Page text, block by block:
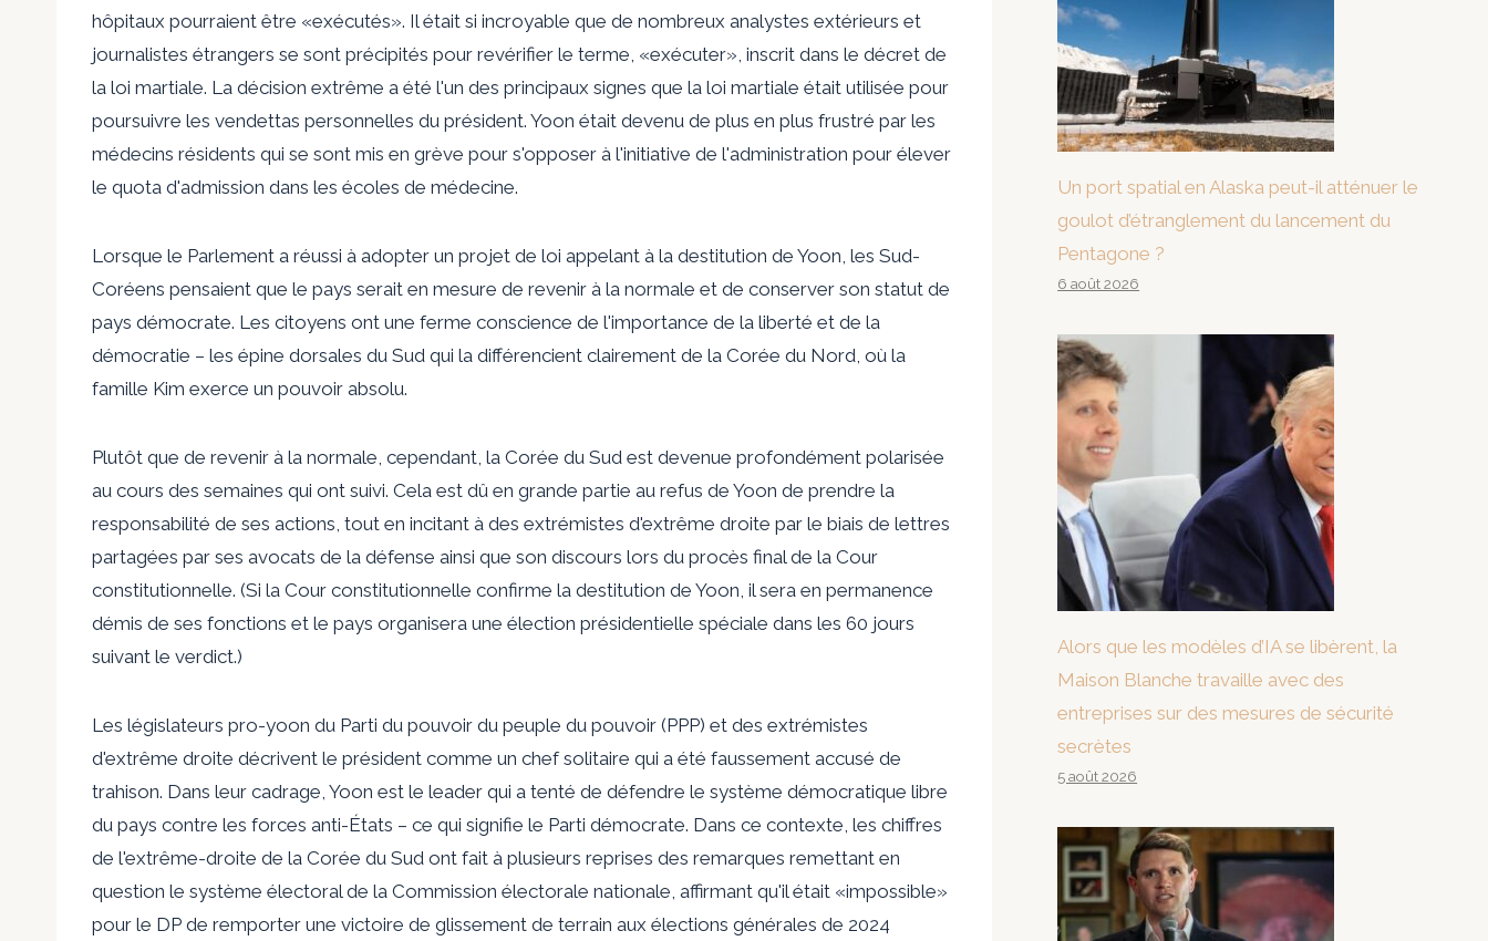
hôpitaux pourraient être «exécutés». Il était si incroyable que de nombreux analystes extérieurs et
journalistes étrangers se sont précipités pour revérifier le terme, «exécuter», inscrit dans le décret de
la loi martiale. La décision extrême a été l'un des principaux signes que la loi martiale était utilisée pour
poursuivre les vendettas personnelles du président. Yoon était devenu de plus en plus frustré par les
médecins résidents qui se sont mis en grève pour s'opposer à l'initiative de l'administration pour élever
le quota d'admission dans les écoles de médecine.
Lorsque le Parlement a réussi à adopter un projet de loi appelant à la destitution de Yoon, les Sud-
Coréens pensaient que le pays serait en mesure de revenir à la normale et de conserver son statut de
pays démocrate. Les citoyens ont une ferme conscience de l'importance de la liberté et de la
démocratie – les épine dorsales du Sud qui la différencient clairement de la Corée du Nord, où la
famille Kim exerce un pouvoir absolu.
Plutôt que de revenir à la normale, cependant, la Corée du Sud est devenue profondément polarisée
au cours des semaines qui ont suivi. Cela est dû en grande partie au refus de Yoon de prendre la
responsabilité de ses actions, tout en incitant à des extrémistes d'extrême droite par le biais de lettres
partagées par ses avocats de la défense ainsi que son discours lors du procès final de la Cour
constitutionnelle. (Si la Cour constitutionnelle confirme la destitution de Yoon, il sera en permanence
démis de ses fonctions et le pays organisera une élection présidentielle spéciale dans les 60 jours
suivant le verdict.)
Les législateurs pro-yoon du Parti du pouvoir du peuple du pouvoir (PPP) et des extrémistes
d'extrême droite décrivent le président comme un chef solitaire qui a été faussement accusé de
trahison. Dans leur cadrage, Yoon est le leader qui a tenté de défendre le système démocratique libre
du pays contre les forces anti-États – ce qui signifie le Parti démocrate. Dans ce contexte, les chiffres
de l'extrême-droite de la Corée du Sud ont fait à plusieurs reprises des remarques remettant en
question le système électoral de la Commission électorale nationale, affirmant qu'il était «impossible»
pour le DP de remporter une victoire de glissement de terrain aux élections générales de 2024
Un port spatial en Alaska peut-il atténuer le
goulot d’étranglement du lancement du
Pentagone ?
6 août 2026
Alors que les modèles d’IA se libèrent, la
Maison Blanche travaille avec des
entreprises sur des mesures de sécurité
secrètes
5 août 2026